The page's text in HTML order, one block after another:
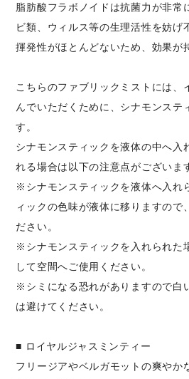
脂肪酸フラボノイドは抗菌力が非常
ビ類、ウィルス等の生理活性を妨げ
揮発性がほとんどないため、効果が
こちらのファブリックミストには、
んでいただくために、シナモンステ
す。
シナモンスティックを液体の中へ入
れる場合は以下の注意点がございま
※シナモンスティックを液体へ入れ
ィックの色味が液体に移りますので
ださい。
※シナモンスティックを入れられた
して空間へご使用ください。
※シミになる恐れがありますので白
は避けてください。
■ ロイヤルジャスミンティー
フリージアやベルガモットの爽やか